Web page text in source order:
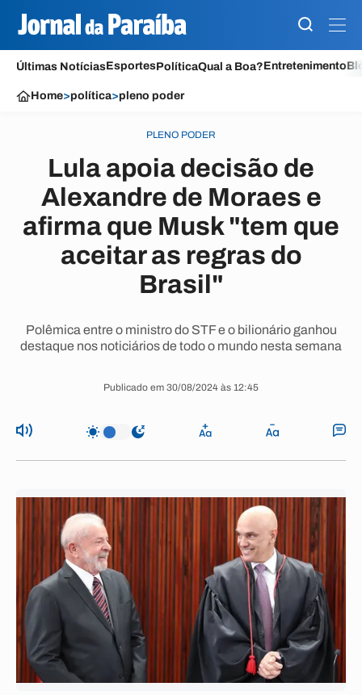
Últimas NotíciasEsportesPolíticaQual a Boa?Entretenimento
Home>política>pleno poder
PLENO PODER
Lula apoia decisão de
Alexandre de Moraes e
afirma que Musk "tem que
aceitar as regras do
Brasil"
Polêmica entre o ministro do STF e o bilionário ganhou
destaque nos noticiários de todo o mundo nesta semana
Publicado em 30/08/2024 às 12:45